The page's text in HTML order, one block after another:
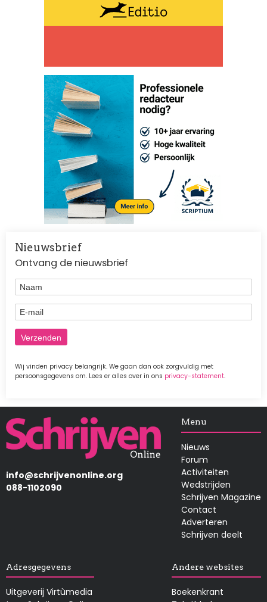
Nieuwsbrief
Ontvang de nieuwsbrief
Naam
E-mail
Wij vinden privacy belangrijk. We gaan dan ook zorgvuldig met
persoonsgegevens om. Lees er alles over in ons privacy-statement.
Afbeelding
info@schrijvenonline.org
088-1102090
Menu
Nieuws
Forum
Activiteiten
Wedstrijden
Schrijven Magazine
Contact
Adverteren
Schrijven deelt
Adresgegevens
Uitgeverij Virtùmedia
Andere websites
Boekenkrant